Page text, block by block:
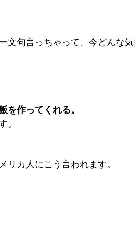
文句言っちゃって、今どんな
を作ってくれる。
。
リカ人にこう言われます。